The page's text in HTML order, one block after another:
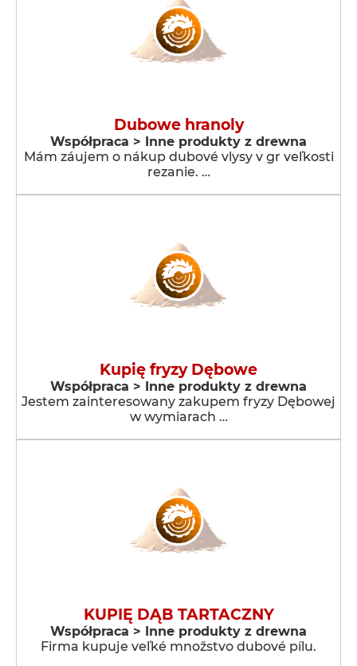
Dubowe hranoly
Współpraca > Inne produkty z drewna
Mám záujem o nákup dubové vlysy v gr veľkosti
rezanie. …
Kupię fryzy Dębowe
Współpraca > Inne produkty z drewna
Jestem zainteresowany zakupem fryzy Dębowej
w wymiarach …
KUPIĘ DĄB TARTACZNY
Współpraca > Inne produkty z drewna
Firma kupuje veľké množstvo dubové pílu.